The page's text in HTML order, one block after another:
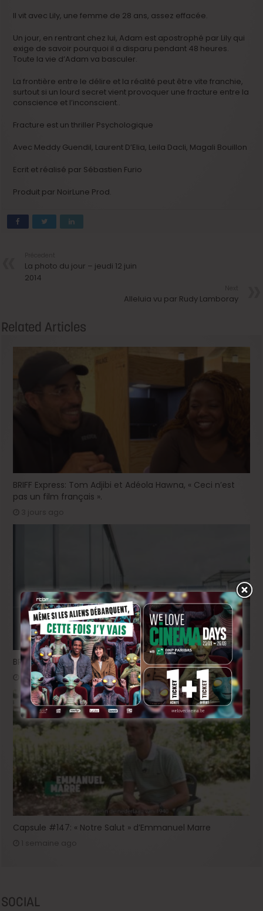
Il vit avec Lily, une femme de 28 ans, assez effacée.
Un jour, en rentrant chez lui, Adam est apostrophé par Lily qui
exige de savoir pourquoi il a disparu pendant 48 heures.
Toute la vie d’Adam va basculer.
La frontière entre le délire et la réalité peut être vite franchie,
surtout si un lourd secret vient provoquer une fracture entre la
conscience et l’inconscient..
Fracture est un thriller Psychologique
Avec Meddy Guendil, Laurent D’Elia, Leila Dacli, Magali Bouillon
Ecrit et réalisé par Sébastien Furio
Produit par NoirLune Prod.
La photo du jour – jeudi 12 juin
2014
Alleluia vu par Rudy Lamboray
Related Articles
BRIFF Express: Tom Adjibi et Adéola Hawna, « Ceci n’est
pas un film français ».
3 jours ago
BRIFF 2026: la Compétition belge!
5 jours ago
Capsule #147: « Notre Salut » d’Emmanuel Marre
SOCIAL